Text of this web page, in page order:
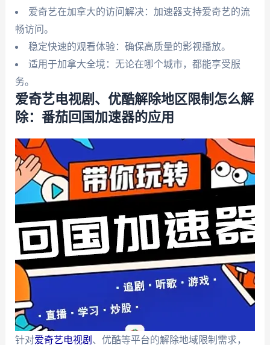
爱奇艺在加拿大的访问解决：加速器支持爱奇艺的流
畅访问。
稳定快速的观看体验：确保高质量的影视播放。
适用于加拿大全境：无论在哪个城市，都能享受服
务。
爱奇艺电视剧、优酷解除地区限制怎么解
除：番茄回国加速器的应用
针对爱奇艺电视剧 、优酷等平台的解除地域限制需求，